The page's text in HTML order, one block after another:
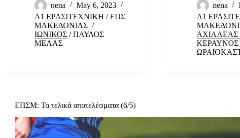
nena
May 6, 2023
Α1 ΕΡΑΣΙΤΕΧΝΙΚΗ /ΕΠΣ
ΜΑΚΕΔΟΝΙΑΣ
ΙΩΝΙΚΟΣ /ΠΑΥΛΟΣ
ΜΕΛΑΣ
nena
Α1
ΑΧΙΛΛΕΑΣ
ΚΕΡΑΥΝΟΣ
ΕΠΣΜ: Τα τελικά αποτελέσματα (6/5)